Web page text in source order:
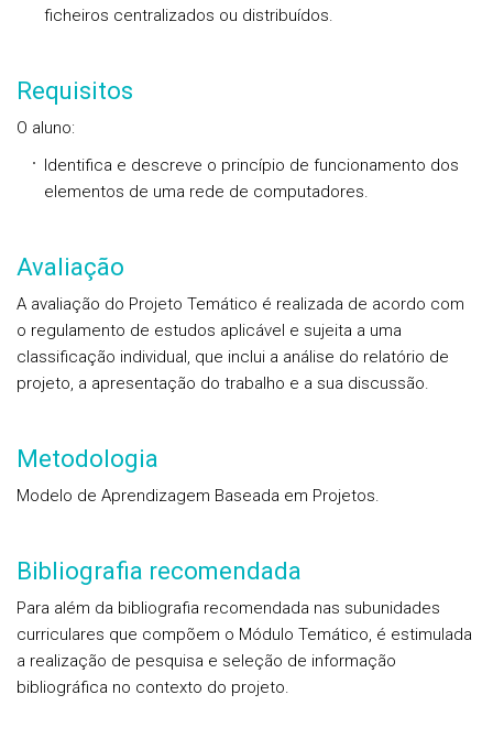
ficheiros centralizados ou distribuídos.
Requisitos
O aluno:
Identifica e descreve o princípio de funcionamento dos
elementos de uma rede de computadores.
Avaliação
A avaliação do Projeto Temático é realizada de acordo com
o regulamento de estudos aplicável e sujeita a uma
classificação individual, que inclui a análise do relatório de
projeto, a apresentação do trabalho e a sua discussão.
Metodologia
Modelo de Aprendizagem Baseada em Projetos.
Bibliografia recomendada
Para além da bibliografia recomendada nas subunidades
curriculares que compõem o Módulo Temático, é estimulada
a realização de pesquisa e seleção de informação
bibliográfica no contexto do projeto.